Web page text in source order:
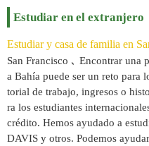
Estudiar en el extranjero
Estudiar y casa de familia en
San Francisco ､ Encontrar una
a Bahía puede ser un reto para
torial de trabajo, ingresos o
ra los estudiantes
crédito. Hemos ayudado a
DAVIS y otros. Podemos